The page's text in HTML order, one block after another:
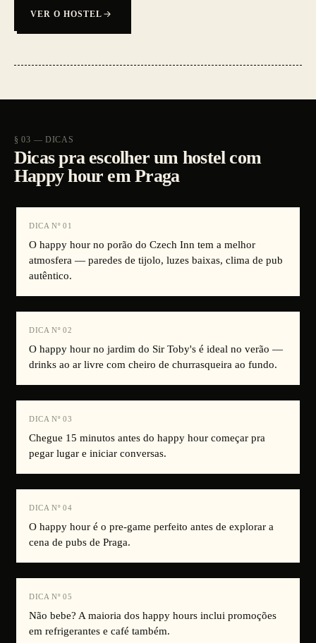
VER O HOSTEL
§ 03 — DICAS
Dicas pra escolher um hostel com
Happy hour em Praga
DICA Nº 01
O happy hour no porão do Czech Inn tem a melhor
atmosfera — paredes de tijolo, luzes baixas, clima de pub
autêntico.
DICA Nº 02
O happy hour no jardim do Sir Toby's é ideal no verão —
drinks ao ar livre com cheiro de churrasqueira ao fundo.
DICA Nº 03
Chegue 15 minutos antes do happy hour começar pra
pegar lugar e iniciar conversas.
DICA Nº 04
O happy hour é o pre-game perfeito antes de explorar a
cena de pubs de Praga.
DICA Nº 05
Não bebe? A maioria dos happy hours inclui promoções
em refrigerantes e café também.